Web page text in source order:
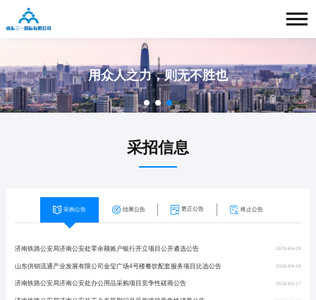
采招信息
采购公告 结果公告 更正公告 终止公告
济南铁路公安局济南公安处零余额账户银行开立项目公开遴选公告 2026-04-29
山东供销流通产业发展有限公司金玺广场4号楼餐饮配套服务项目比选公告 2026-04-18
济南铁路公安局济南公安处办公用品采购项目竞争性磋商公告 2026-03-17
济南铁路公安局济南公安处工会春节慰问品采购项目成交公告 2026-03-17
济南铁路公安局济南公安处购买米面油补贴基层食堂项目成交公告 2026-01-08
济南铁路公安局济南公安处人员信息采集系统购置项目成交公告 2026-01-08
济南铁路公安局济南公安处公务车辆保险服务项目更正公告 2025-11-04
农业农村部畜禽生物组学重点实验室建设项目（1包） 更正公告 2025-07-15
农业农村部畜禽生物组学重点实验室建设项目（1包）更正公告 2025-07-13
枣庄农村商业银行股份有限公司2024年科技类电子耗材采购项目B、D包废标公告 2024-06-06
2022-06-29